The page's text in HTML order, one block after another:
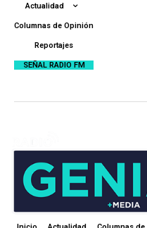
Actualidad
Columnas de Opinión
Reportajes
SEÑAL RADIO FM